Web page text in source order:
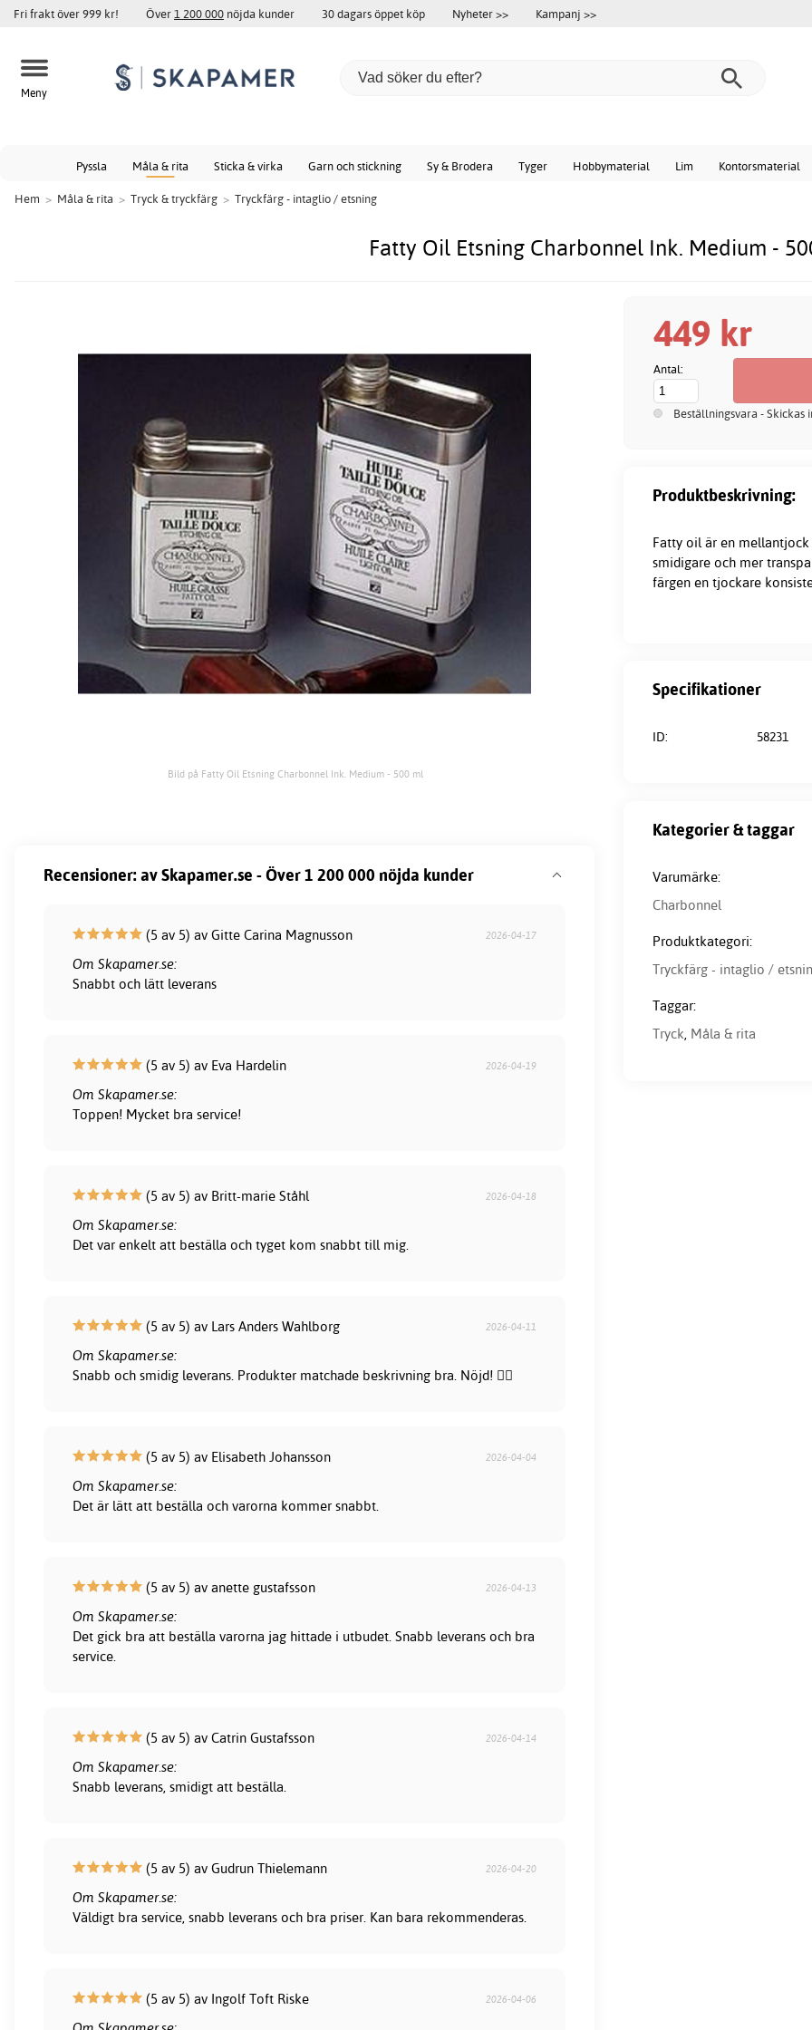
Fri frakt över 999 kr! Över1 200 000 nöjda kunder 30 dagars öppet köp Nyheter >> Kampanj >>
Meny
Pyssla Måla & rita Sticka & virka Garn och stickning Sy & Brodera Tyger Hobbymaterial Lim Kontorsmaterial
Hem > Måla & rita > Tryck & tryckfärg > Tryckfärg - intaglio / etsning
Fatty Oil Etsning Charbonnel Ink. Medium -
Bild på Fatty Oil Etsning Charbonnel Ink. Medium - 500 ml
449 kr
Antal:
Beställningsvara - Skickas
Produktbeskrivning:
Fatty oil är en
smidigare och mer
färgen en tjockare
Specifikationer
ID: 58231
Kategorier & taggar
Varumärke:
Charbonnel
Produktkategori:
Tryckfärg - intaglio /
Taggar:
Tryck, Måla & rita
Recensioner: av Skapamer.se - Över 1 200 000 nöjda kunder
(5 av 5) av Gitte Carina Magnusson 2026-04-17
Om Skapamer.se:
Snabbt och lätt leverans
(5 av 5) av Eva Hardelin 2026-04-19
Om Skapamer.se:
Toppen! Mycket bra service!
(5 av 5) av Britt-marie Ståhl 2026-04-18
Om Skapamer.se:
Det var enkelt att beställa och tyget kom snabbt till mig.
(5 av 5) av Lars Anders Wahlborg 2026-04-11
Om Skapamer.se:
Snabb och smidig leverans. Produkter matchade beskrivning bra. Nöjd! 👍🏻
(5 av 5) av Elisabeth Johansson 2026-04-04
Om Skapamer.se:
Det är lätt att beställa och varorna kommer snabbt.
(5 av 5) av anette gustafsson 2026-04-13
Om Skapamer.se:
Det gick bra att beställa varorna jag hittade i utbudet. Snabb leverans och bra
service.
(5 av 5) av Catrin Gustafsson 2026-04-14
Om Skapamer.se:
Snabb leverans, smidigt att beställa.
(5 av 5) av Gudrun Thielemann 2026-04-20
Om Skapamer.se:
Väldigt bra service, snabb leverans och bra priser. Kan bara rekommenderas.
(5 av 5) av Ingolf Toft Riske 2026-04-06